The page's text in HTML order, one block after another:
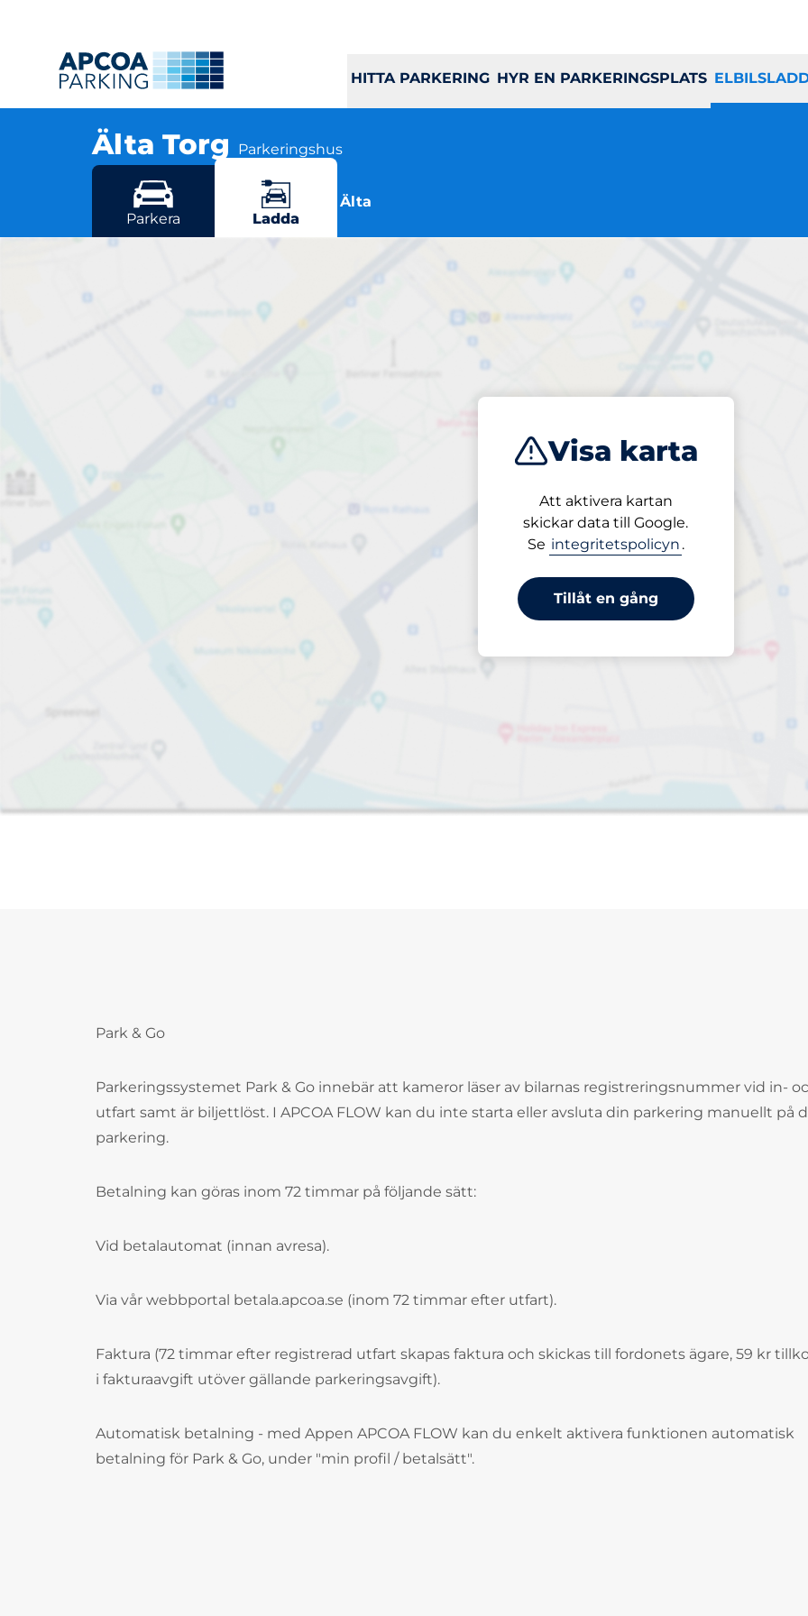
HITTA PARKERING HYR EN PARKERINGSPLATS
Älta Torg
Parkeringshus
Magnoliavägen 3-7, 138 30 Älta
Flera parkeringsmöjligheter i Älta
Visa karta
Att aktivera kartan
skickar data till Google.
Se integritetspolicyn .
Tillåt en gång
Parkera Ladda
Älta Torg
Öppet nu
Electric Car Charging Spaces
Park & Go
Parkeringssystemet Park & Go innebär att kameror läser av bilarnas registreringsnummer vid in-
utfart samt är biljettlöst. I APCOA FLOW kan du inte starta eller avsluta din parkering manuellt på
parkering.
Betalning kan göras inom 72 timmar på följande sätt:
Vid betalautomat (innan avresa).
Via vår webbportal betala.apcoa.se (inom 72 timmar efter utfart).
Faktura (72 timmar efter registrerad utfart skapas faktura och skickas till fordonets ägare, 59 kr
i fakturaavgift utöver gällande parkeringsavgift).
Automatisk betalning - med Appen APCOA FLOW kan du enkelt aktivera funktionen automatisk
betalning för Park & Go, under "min profil / betalsätt".